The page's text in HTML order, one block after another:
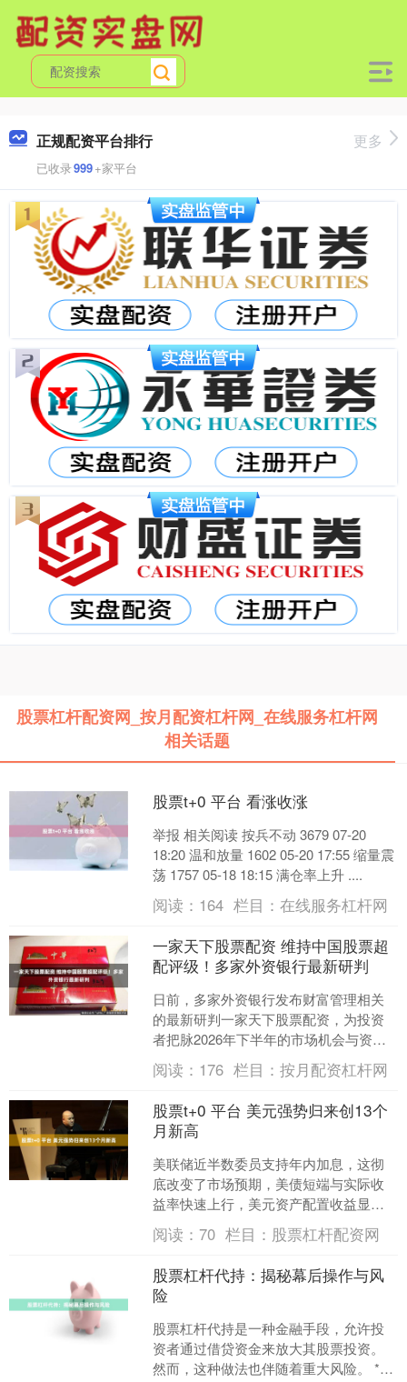
正规配资平台排行
已收录999+家平台
更多
股票杠杆配资网_按月配资杠杆网_在线服务杠杆网
相关话题
股票t+0 平台 看涨收涨
举报 相关阅读 按兵不动 3679 07-20
18:20 温和放量 1602 05-20 17:55 缩量震
荡 1757 05-18 18:15 满仓率上升 ....
阅读： 164 栏目：在线服务杠杆网
一家天下股票配资 维持中国股票超
配评级！多家外资银行最新研判
日前，多家外资银行发布财富管理相关
的最新研判一家天下股票配资，为投资
者把脉2026年下半年的市场机会与资产
配置方向。 纵观多家机构的投资前瞻，
“人工智能（AI）....
阅读： 176 栏目：按月配资杠杆网
股票t+0 平台 美元强势归来创13个
月新高
美联储近半数委员支持年内加息，这彻
底改变了市场预期，美债短端与实际收
益率快速上行，美元资产配置收益显著
提升。此外，市场避险情绪阶段性升
温，以及近期国际油价的明显....
阅读：70 栏目： 股票杠杆配资网
股票杠杆代持：揭秘幕后操作与风
险
股票杠杆代持是一种金融手段，允许投
资者通过借贷资金来放大其股票投资。
然而，这种做法也伴随着重大风险。 **